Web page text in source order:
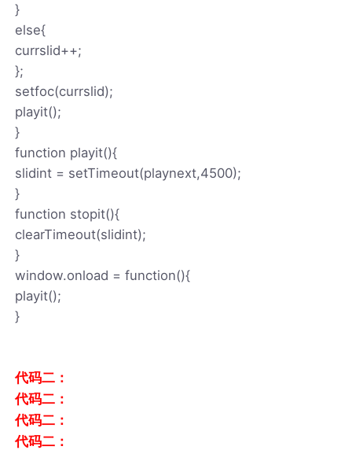
}
else{
currslid++;
};
setfoc(currslid);
playit();
}
function playit(){
slidint = setTimeout(playnext,4500);
}
function stopit(){
clearTimeout(slidint);
}
window.onload = function(){
playit();
}
代码二：
代码二：
代码二：
代码二：